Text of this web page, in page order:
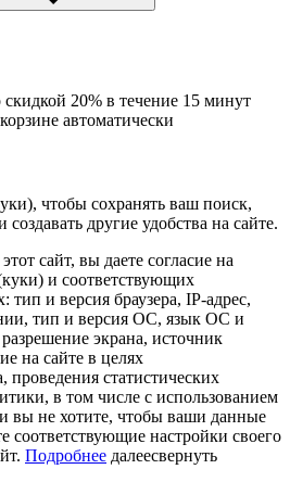
20% в течение 15 минут
автоматически
чтобы сохранять ваш поиск,
другие удобства на сайте.
сайт, вы даете согласие на
и соответствующих
тип и версия браузера, IP-адрес,
тип и версия ОС, язык ОС и
экрана, источник
на сайте в целях
статистических
в том числе с использованием
вы не хотите, чтобы ваши данные
соответствующие настройки своего
Подробнее далеесвернуть